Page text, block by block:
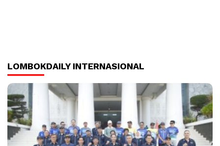
LOMBOKDAILY INTERNASIONAL